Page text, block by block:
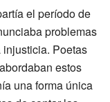
el período de
problemas
Poetas
estos
una forma única